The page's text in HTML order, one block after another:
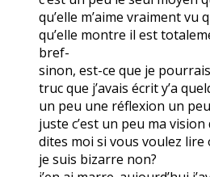
qu’elle m’aime vraiment vu
qu’elle montre il est
bref-
sinon, est-ce que je
truc que j’avais écrit y’a
un peu une réflexion un
juste c’est un peu ma
dites moi si vous voulez lire
je suis bizarre non?